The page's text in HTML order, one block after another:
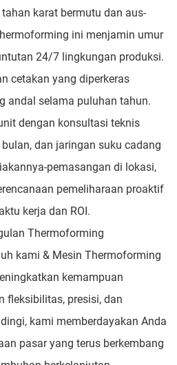
karat bermutu dan aus-
ini menjamin umur
24/7 lingkungan produksi.
cetakan yang diperkeras
andal selama puluhan tahun.
dengan konsultasi teknis
dan jaringan suku cadang
pemasangan di lokasi,
pemeliharaan proaktif
kerja dan ROI.
Thermoforming
kami & Mesin Thermoforming
kemampuan
fleksibilitas, presisi, dan
kami memberdayakan Anda
pasar yang terus berkembang